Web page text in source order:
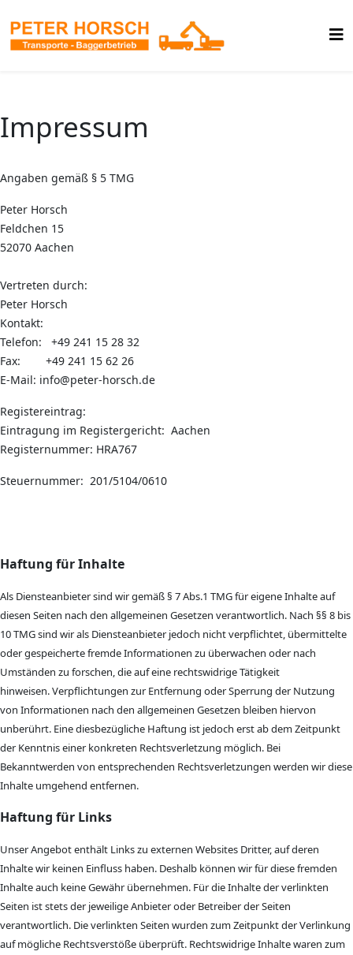
Impressum
Angaben gemäß § 5 TMG
Peter Horsch
Feldchen 15
52070 Aachen
Vertreten durch:
Peter Horsch
Kontakt:
Telefon: +49 241 15 28 32
Fax: +49 241 15 62 26
E-Mail: info@peter-horsch.de
Registereintrag:
Eintragung im Registergericht: Aachen
Registernummer: HRA767
Steuernummer: 201/5104/0610
Haftung für Inhalte
Als Diensteanbieter sind wir gemäß § 7 Abs.1 TMG für eigene Inhalte auf
diesen Seiten nach den allgemeinen Gesetzen verantwortlich. Nach §§ 8 bis
10 TMG sind wir als Diensteanbieter jedoch nicht verpflichtet, übermittelte
oder gespeicherte fremde Informationen zu überwachen oder nach
Umständen zu forschen, die auf eine rechtswidrige Tätigkeit
hinweisen. Verpflichtungen zur Entfernung oder Sperrung der Nutzung
von Informationen nach den allgemeinen Gesetzen bleiben hiervon
unberührt. Eine diesbezügliche Haftung ist jedoch erst ab dem Zeitpunkt
der Kenntnis einer konkreten Rechtsverletzung möglich. Bei
Bekanntwerden von entsprechenden Rechtsverletzungen werden wir diese
Inhalte umgehend entfernen.
Haftung für Links
Unser Angebot enthält Links zu externen Websites Dritter, auf deren
Inhalte wir keinen Einfluss haben. Deshalb können wir für diese fremden
Inhalte auch keine Gewähr übernehmen. Für die Inhalte der verlinkten
Seiten ist stets der jeweilige Anbieter oder Betreiber der Seiten
verantwortlich. Die verlinkten Seiten wurden zum Zeitpunkt der Verlinkung
auf mögliche Rechtsverstöße überprüft. Rechtswidrige Inhalte waren zum